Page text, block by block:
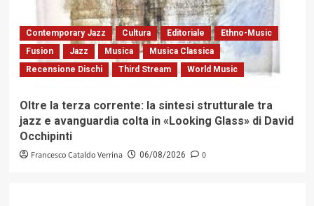
Contemporary Jazz Cultura Editoriale
Ethno-Music
Fusion
Jazz Musica
Musica Classica
Recensione Dischi
Third Stream World Music
Oltre la terza corrente: la sintesi strutturale tra
jazz e avanguardia colta in «Looking Glass» di David
Occhipinti
Francesco Cataldo Verrina 06/08/2026 0